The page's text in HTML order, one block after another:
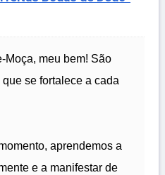
Moça, meu bem! São
se fortalece a cada
aprendemos a
e a manifestar de